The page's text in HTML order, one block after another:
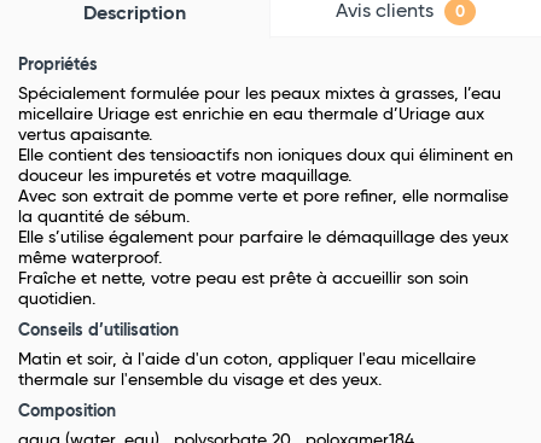
Description Avis clients 0
Propriétés
Spécialement formulée pour les peaux mixtes à grasses, l’eau
micellaire Uriage est enrichie en eau thermale d’Uriage aux
vertus apaisante.
Elle contient des tensioactifs non ioniques doux qui éliminent en
douceur les impuretés et votre maquillage.
Avec son extrait de pomme verte et pore refiner, elle normalise
la quantité de sébum.
Elle s’utilise également pour parfaire le démaquillage des yeux
même waterproof.
Fraîche et nette, votre peau est prête à accueillir son soin
quotidien.
Conseils d’utilisation
Matin et soir, à l'aide d'un coton, appliquer l'eau micellaire
thermale sur l'ensemble du visage et des yeux.
Composition